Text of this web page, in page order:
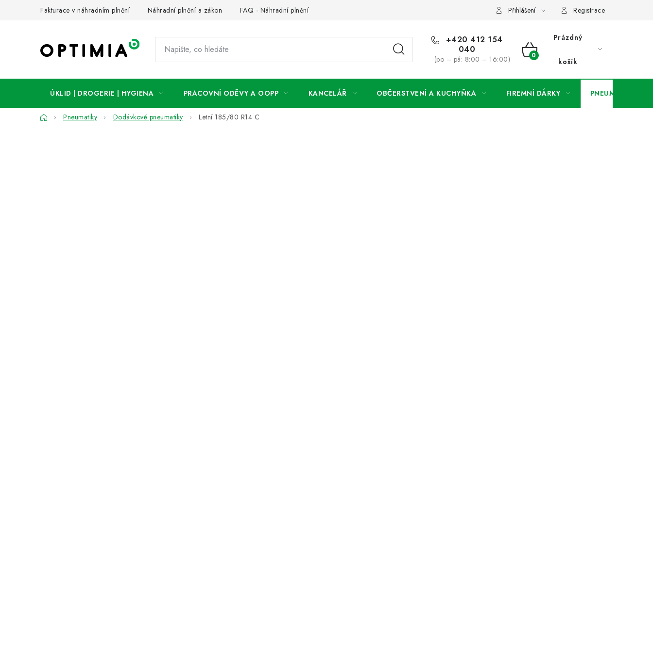
Fakturace v náhradním plnění Náhradní plnění a zákon FAQ - Náhradní plnění Podmínky ochrany osobních údajů O společnosti a
Přihlášení Registrace
+420 412 154
040
(po – pá: 8:00 – 16:00)
NÁKUPNÍ
KOŠÍK
Prázdný
košík
ÚKLID | DROGERIE | HYGIENA PRACOVNÍ ODĚVY A OOPP KANCELÁŘ OBČERSTVENÍ A KUCHYŇKA FIREMNÍ DÁRKY PNEUMATIKY
DomůPneumatiky Dodávkové pneumatiky Letní 185/80 R14 C